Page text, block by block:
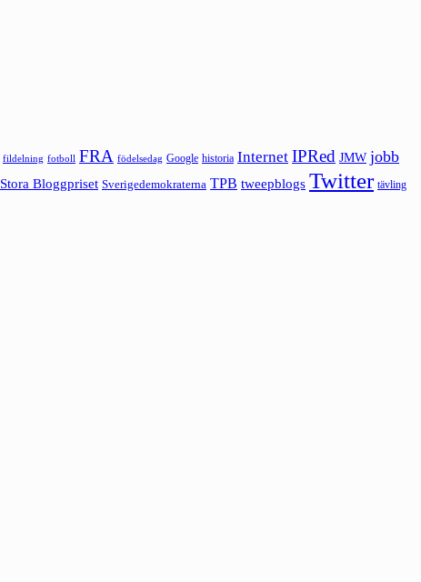
fildelning fotboll FRA födelsedag Google historia Internet IPRed JMW jobb
Stora Bloggpriset Sverigedemokraterna TPB tweepblogs Twitter tävling